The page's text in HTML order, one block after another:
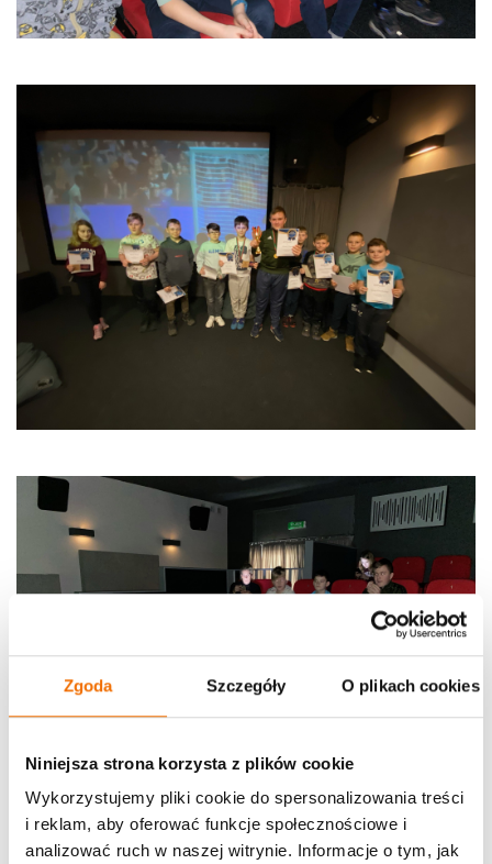
Zgoda Szczegóły O plikach cookies
Niniejsza strona korzysta z plików cookie
Wykorzystujemy pliki cookie do spersonalizowania treści
i reklam, aby oferować funkcje społecznościowe i
analizować ruch w naszej witrynie. Informacje o tym, jak